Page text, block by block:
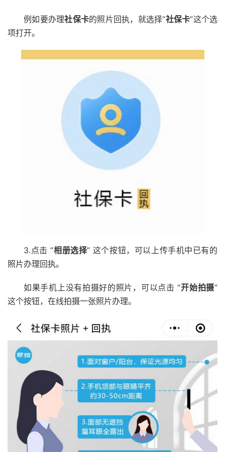
例如要办理社保卡的照片回执，就选择“社保卡”这个选
项打开。
3.点击 “相册选择” 这个按钮，可以上传手机中已有的
照片办理回执。
如果手机上没有拍摄好的照片，可以点击 “开始拍摄”
这个按钮，在线拍摄一张照片办理。